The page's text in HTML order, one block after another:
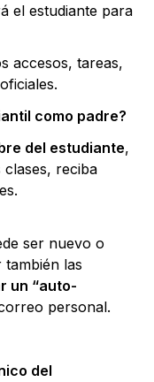
el estudiante para
accesos, tareas,
como padre?
del estudiante,
clases, reciba
ser nuevo o
también las
un “auto-
personal.
del